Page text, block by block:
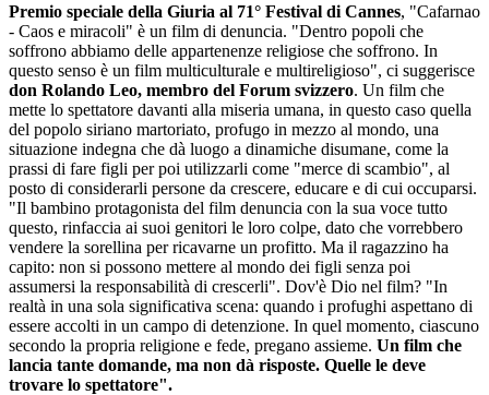
Premio speciale della Giuria al 71° Festival di Cannes, "Cafarnao
- Caos e miracoli" è un film di denuncia. "Dentro popoli che
soffrono abbiamo delle appartenenze religiose che soffrono. In
questo senso è un film multiculturale e multireligioso", ci suggerisce
don Rolando Leo, membro del Forum svizzero. Un film che
mette lo spettatore davanti alla miseria umana, in questo caso quella
del popolo siriano martoriato, profugo in mezzo al mondo, una
situazione indegna che dà luogo a dinamiche disumane, come la
prassi di fare figli per poi utilizzarli come "merce di scambio", al
posto di considerarli persone da crescere, educare e di cui occuparsi.
"Il bambino protagonista del film denuncia con la sua voce tutto
questo, rinfaccia ai suoi genitori le loro colpe, dato che vorrebbero
vendere la sorellina per ricavarne un profitto. Ma il ragazzino ha
capito: non si possono mettere al mondo dei figli senza poi
assumersi la responsabilità di crescerli". Dov'è Dio nel film? "In
realtà in una sola significativa scena: quando i profughi aspettano di
essere accolti in un campo di detenzione. In quel momento, ciascuno
secondo la propria religione e fede, pregano assieme. Un film che
lancia tante domande, ma non dà risposte. Quelle le deve
trovare lo spettatore".